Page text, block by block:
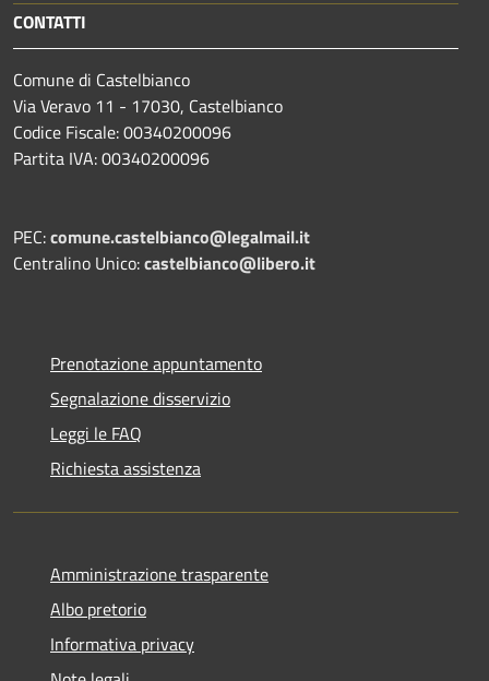
CONTATTI
Comune di Castelbianco
Via Veravo 11 - 17030, Castelbianco
Codice Fiscale: 00340200096
Partita IVA: 00340200096
PEC:comune.castelbianco@legalmail.it
Centralino Unico:castelbianco@libero.it
Prenotazione appuntamento
Segnalazione disservizio
Leggi le FAQ
Richiesta assistenza
Amministrazione trasparente
Albo pretorio
Informativa privacy